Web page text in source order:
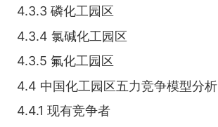
4.3.3 磷化工园区
4.3.4 氯碱化工园区
4.3.5 氟化工园区
4.4 中国化工园区五力竞争模型分析
4.4.1 现有竞争者